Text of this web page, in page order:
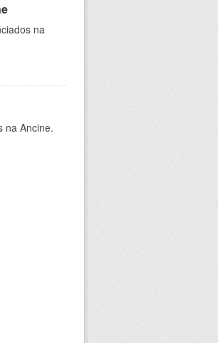
na
na Ancine.